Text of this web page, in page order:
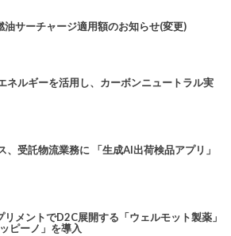
サーチャージ適用額のお知らせ(変更)
ネルギーを活用し、カーボンニュートラル実
、受託物流業務に 「生成AI出荷検品アプリ」
リメントでD2C展開する「ウェルモット製薬」
ピーノ」を導入